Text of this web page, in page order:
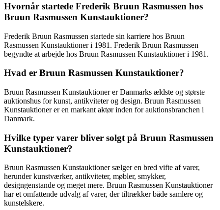
Hvornår startede Frederik Bruun Rasmussen hos
Bruun Rasmussen Kunstauktioner?
Frederik Bruun Rasmussen startede sin karriere hos Bruun
Rasmussen Kunstauktioner i 1981. Frederik Bruun Rasmussen
begyndte at arbejde hos Bruun Rasmussen Kunstauktioner i 1981.
Hvad er Bruun Rasmussen Kunstauktioner?
Bruun Rasmussen Kunstauktioner er Danmarks ældste og største
auktionshus for kunst, antikviteter og design. Bruun Rasmussen
Kunstauktioner er en markant aktør inden for auktionsbranchen i
Danmark.
Hvilke typer varer bliver solgt på Bruun Rasmussen
Kunstauktioner?
Bruun Rasmussen Kunstauktioner sælger en bred vifte af varer,
herunder kunstværker, antikviteter, møbler, smykker,
designgenstande og meget mere. Bruun Rasmussen Kunstauktioner
har et omfattende udvalg af varer, der tiltrækker både samlere og
kunstelskere.